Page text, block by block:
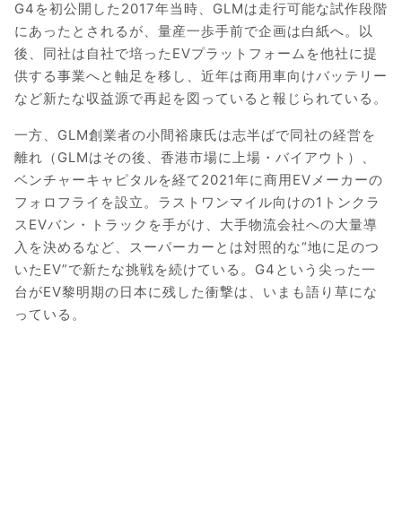
G4を初公開した2017年当時、GLMは走行可能な試作段階
にあったとされるが、量産一歩手前で企画は白紙へ。以
後、同社は自社で培ったEVプラットフォームを他社に提
供する事業へと軸足を移し、近年は商用車向けバッテリー
など新たな収益源で再起を図っていると報じられている。
一方、GLM創業者の小間裕康氏は志半ばで同社の経営を
離れ（GLMはその後、香港市場に上場・バイアウト）、
ベンチャーキャピタルを経て2021年に商用EVメーカーの
フォロフライを設立。ラストワンマイル向けの1トンクラ
スEVバン・トラックを手がけ、大手物流会社への大量導
入を決めるなど、スーパーカーとは対照的な“地に足のつ
いたEV”で新たな挑戦を続けている。G4という尖った一
台がEV黎明期の日本に残した衝撃は、いまも語り草にな
っている。